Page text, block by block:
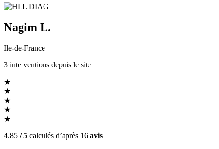
Nagim L.
Ile-de-France
3 interventions depuis le site
★
★
★
★
★
4.85 / 5 calculés d’après 16 avis